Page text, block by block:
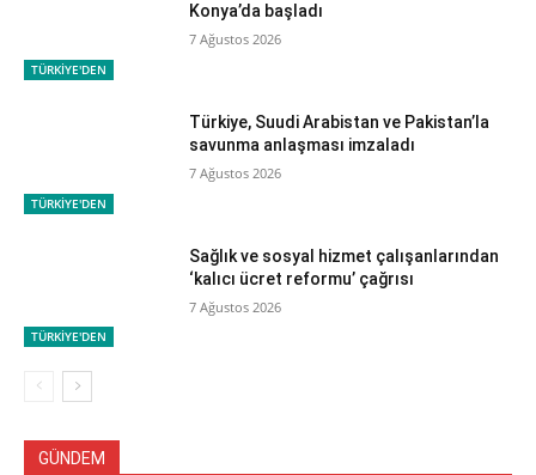
TÜRKİYE'DEN
Konya’da başladı
7 Ağustos 2026
TÜRKİYE'DEN
Türkiye, Suudi Arabistan ve Pakistan’la
savunma anlaşması imzaladı
7 Ağustos 2026
TÜRKİYE'DEN
Sağlık ve sosyal hizmet çalışanlarından
‘kalıcı ücret reformu’ çağrısı
7 Ağustos 2026
GÜNDEM